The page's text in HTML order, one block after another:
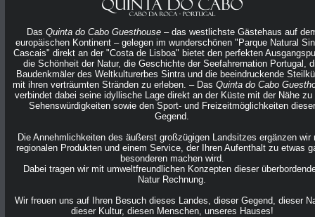
Das Quinta do Cabo Guesthouse– das westlichste Gästehaus auf
europäischen Kontinent – gelegen im wunderschönen "Parque Natural
Cascais" direkt an der "Costa de Lisboa" bietet den perfekten
die Schönheit der Natur, die Geschichte der See­fah­rer­nation Portugal,
Baudenkmäler des Welt­kultur­erbes Sintra und die beeindruckende
mit ihren ver­träum­ten Strän­den zu er­le­ben. – Das Quinta do Cabo
verbindet dabei seine idyllische Lage direkt an der Küste mit der Nähe zu
Sehenswürdigkeiten sowie den Sport- und Frei­zeit­möglich­keiten dieser
Gegend.
Die Annehmlichkeiten des äußerst großzügigen Landsitzes ergänzen wir
regionalen Produkten und einem Service, der Ihren Aufenthalt zu etwas
besonderen machen wird.
Dabei tragen wir mit um­welt­freund­lichen Konzepten dieser
Natur Rechnung.
Wir freuen uns auf Ihren Besuch dieses Landes, dieser Gegend, dieser
dieser Kultur, diesen Menschen, unseres Hauses!